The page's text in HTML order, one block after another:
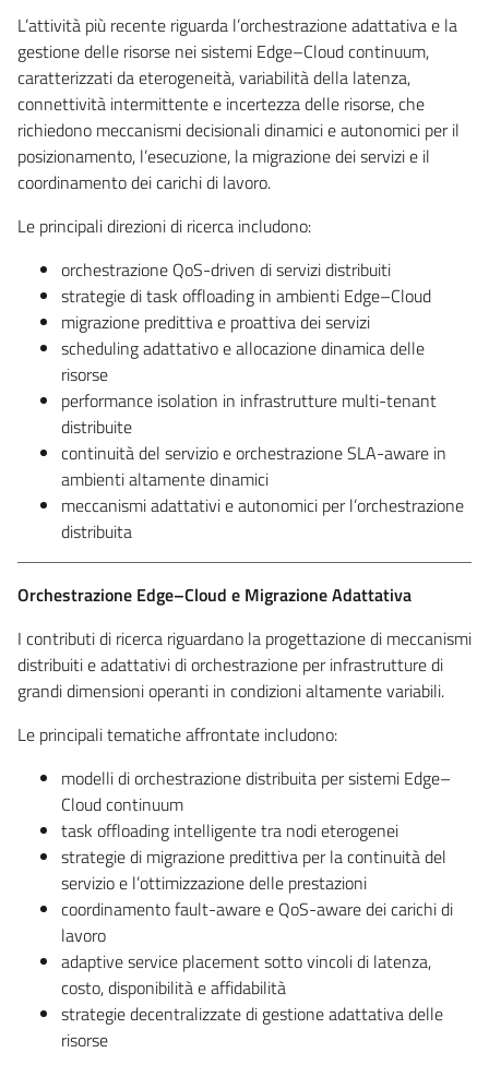
L’attività più recente riguarda l’orchestrazione adattativa e la
gestione delle risorse nei sistemi Edge–Cloud continuum,
caratterizzati da eterogeneità, variabilità della latenza,
connettività intermittente e incertezza delle risorse, che
richiedono meccanismi decisionali dinamici e autonomici per il
posizionamento, l’esecuzione, la migrazione dei servizi e il
coordinamento dei carichi di lavoro.
Le principali direzioni di ricerca includono:
orchestrazione QoS-driven di servizi distribuiti
strategie di task offloading in ambienti Edge–Cloud
migrazione predittiva e proattiva dei servizi
scheduling adattativo e allocazione dinamica delle
risorse
performance isolation in infrastrutture multi-tenant
distribuite
continuità del servizio e orchestrazione SLA-aware in
ambienti altamente dinamici
meccanismi adattativi e autonomici per l’orchestrazione
distribuita
Orchestrazione Edge–Cloud e Migrazione Adattativa
I contributi di ricerca riguardano la progettazione di meccanismi
distribuiti e adattativi di orchestrazione per infrastrutture di
grandi dimensioni operanti in condizioni altamente variabili.
Le principali tematiche affrontate includono:
modelli di orchestrazione distribuita per sistemi Edge–
Cloud continuum
task offloading intelligente tra nodi eterogenei
strategie di migrazione predittiva per la continuità del
servizio e l’ottimizzazione delle prestazioni
coordinamento fault-aware e QoS-aware dei carichi di
lavoro
adaptive service placement sotto vincoli di latenza,
costo, disponibilità e affidabilità
strategie decentralizzate di gestione adattativa delle
risorse